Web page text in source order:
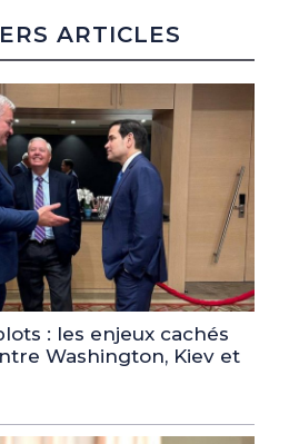
ARTICLES
: les enjeux cachés
Washington, Kiev et